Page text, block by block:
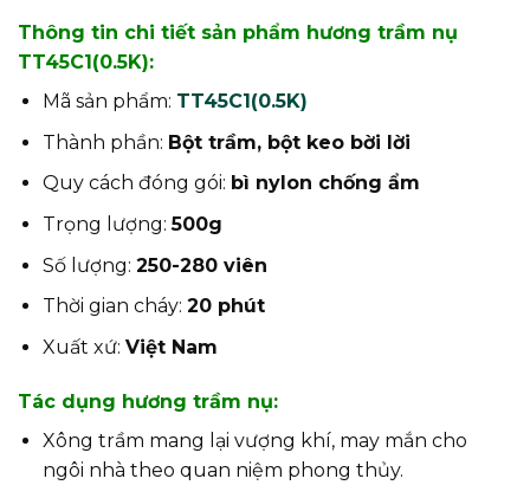
Thông tin chi tiết sản phẩm hương trầm nụ
TT45C1(0.5K):
Mã sản phẩm: TT45C1(0.5K)
Thành phần: Bột trầm, bột keo bời lời
Quy cách đóng gói: bì nylon chống ẩm
Trọng lượng:500g
Số lượng: 250-280 viên
Thời gian cháy: 20 phút
Xuất xứ: Việt Nam
Tác dụng hương trầm nụ:
Xông trầm mang lại vượng khí, may mắn cho
ngôi nhà theo quan niệm phong thủy.